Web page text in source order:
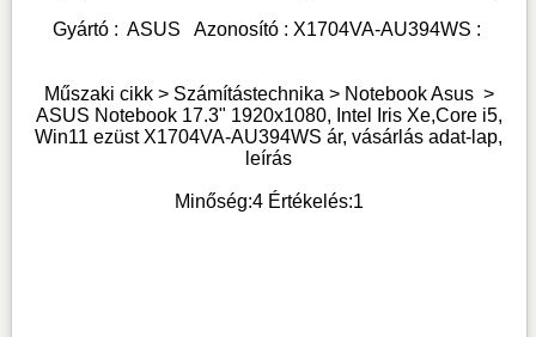
Gyártó : ASUS Azonosító : X1704VA-AU394WS :
Műszaki cikk > Számítástechnika > Notebook Asus>
ASUS Notebook 17.3" 1920x1080, Intel Iris Xe,Core i5,
Win11 ezüst X1704VA-AU394WS ár, vásárlás adat-lap,
leírás
Minőség:4Értékelés:1